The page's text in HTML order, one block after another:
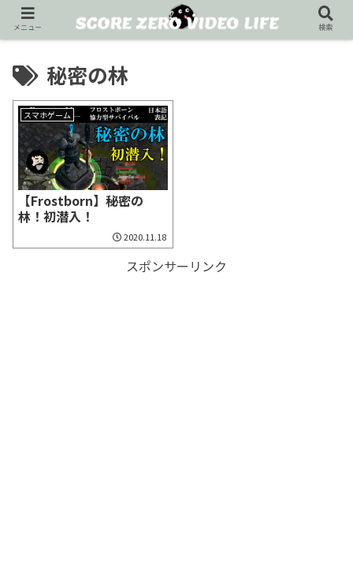
秘密の林
スマホゲーム
【Frostborn】秘密の
林！初潜入！
2020.11.18
スポンサーリンク
メニュー 検索